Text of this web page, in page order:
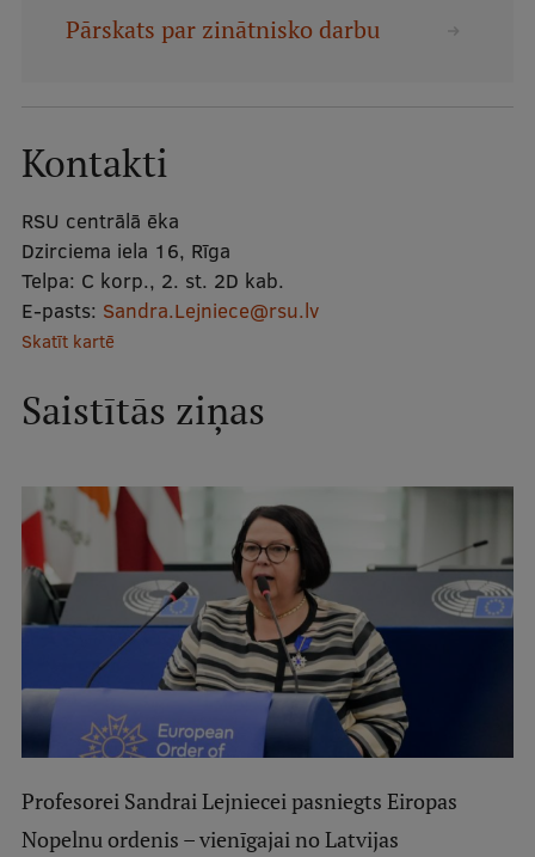
Mobile
Pamatstudiju programmas
Maģistra studiju programmas
Doktorantūra
Rezidentūra
Uzņemšana
Praktiska informācija
Par RSU
Studentu dzīve
Studiju norises vietas
Fakultātes
Mūsu cilvēki
Pārskats par zinātnisko darbu
Kontakti
RSU centrālā ēka
Dzirciema iela 16, Rīga
Telpa: C korp., 2. st. 2D kab.
E-pasts: Sandra.Lejniece@rsu.lv
Skatīt kartē
Saistītās ziņas
Profesorei Sandrai Lejniecei pasniegts Eiropas
Nopelnu ordenis – vienīgajai no Latvijas